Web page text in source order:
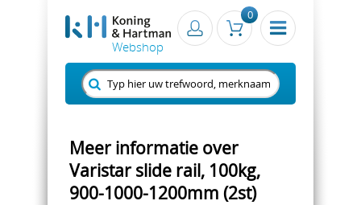
0
Meer informatie over
Varistar slide rail, 100kg,
900-1000-1200mm (2st)